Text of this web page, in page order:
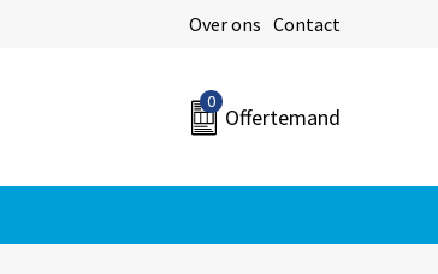
Over ons Contact
0
Offertemand